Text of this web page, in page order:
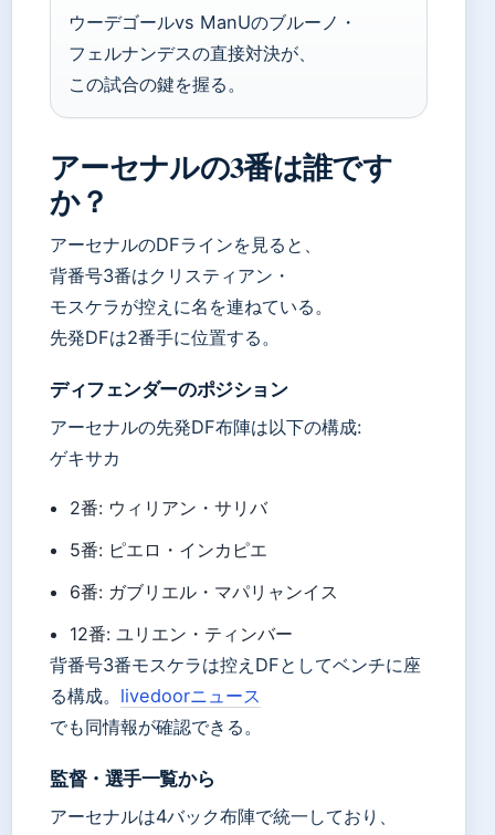
ウーデゴールvs ManUのブルーノ・
フェルナンデスの直接対決が、
この試合の鍵を握る。
アーセナルの3番は誰です
か？
アーセナルのDFラインを見ると、
背番号3番はクリスティアン・
モスケラが控えに名を連ねている。
先発DFは2番手に位置する。
ディフェンダーのポジション
アーセナルの先発DF布陣は以下の構成:
ゲキサカ
2番: ウィリアン・サリバ
5番: ピエロ・インカピエ
6番: ガブリエル・マパリャンイス
12番: ユリエン・ティンバー
背番号3番モスケラは控えDFとしてベンチに座
る構成。 livedoorニュース
でも同情報が確認できる。
監督・選手一覧から
アーセナルは4バック布陣で統一しており、